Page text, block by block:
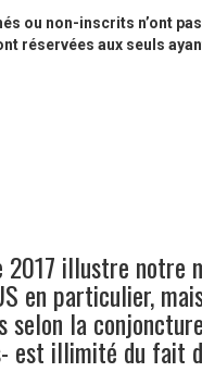
ou non-inscrits n’ont
réservées aux seuls
illustre notre
en particulier,
la
est illimité du fait